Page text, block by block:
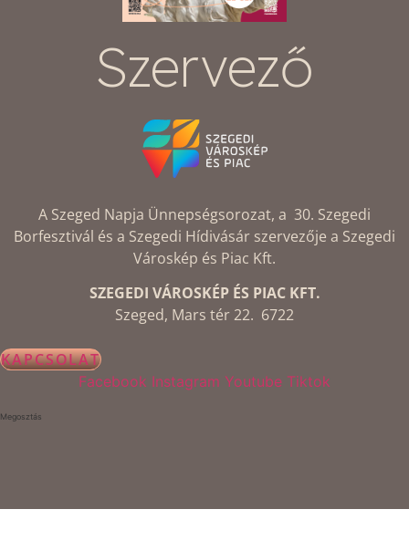
Szervező
A Szeged Napja Ünnepségsorozat, a 30. Szegedi
Borfesztivál és a Szegedi Hídivásár szervezője a Szegedi
Városkép és Piac Kft.
SZEGEDI VÁROSKÉP ÉS PIAC KFT.
Szeged, Mars tér 22. 6722
KAPCSOLAT
Facebook Instagram Youtube Tiktok
Megosztás